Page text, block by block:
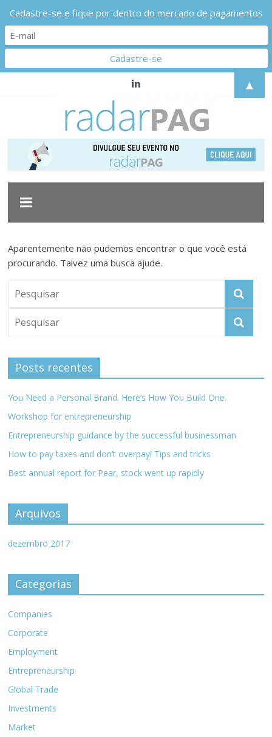
Radarpag
principais
movimentações
mercado
de
de
Aparentemente não pudemos encontrar o que você está
procurando. Talvez uma busca ajude.
Posts recentes
You Need a Personal Brand. Here’s How You Build One.
Workshop for entrepreneurship
Entrepreneurship guidance by the successful businessman
How to pay taxes and don’t overpay! Tips and tricks
Best annual report for Pear, stock went up rapidly
Arquivos
dezembro 2017
Categorias
Companies
Corporate
Employment
Entrepreneurship
Global Trade
Investments
Market
Cadastre-se e fique por dentro do mercado de pagamentos
▲